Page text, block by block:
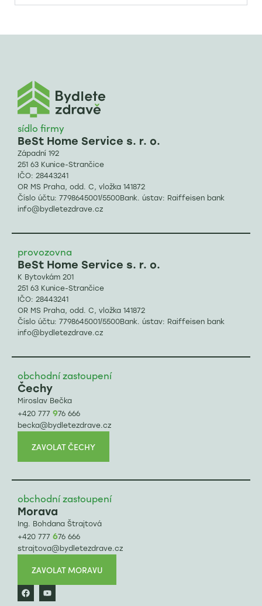
sídlo firmy
BeSt Home Service s. r. o.
Západní 192
251 63 Kunice-Strančice
IČO: 28443241
OR MS Praha, odd. C, vložka 141872
Číslo účtu: 7798645001/5500Bank. ústav: Raiffeisen bank
info@bydletezdrave.cz
provozovna
BeSt Home Service s. r. o.
K Bytovkám 201
251 63 Kunice-Strančice
IČO: 28443241
OR MS Praha, odd. C, vložka 141872
Číslo účtu: 7798645001/5500Bank. ústav: Raiffeisen bank
info@bydletezdrave.cz
obchodní zastoupení
Čechy
Miroslav Bečka
+420 777976 666
becka@bydletezdrave.cz
ZAVOLAT ČECHY
obchodní zastoupení
Morava
Ing. Bohdana Štrajtová
+420 777676 666
strajtova@bydletezdrave.cz
ZAVOLAT MORAVU